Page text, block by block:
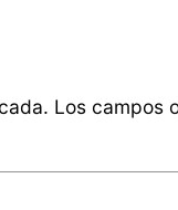
Los campos